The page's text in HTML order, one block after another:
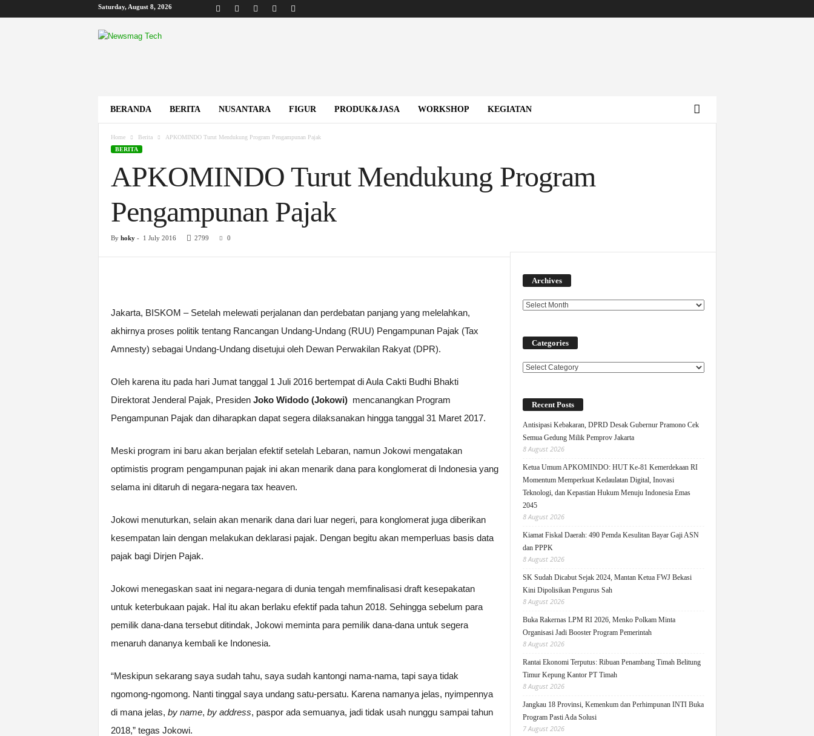
Saturday, August 8, 2026
B
i
BERANDA
BERITA NUSANTARA FIGUR PRODUK&JASA WORKSHOP KEGIATAN
Home Berita
APKOMINDO Turut Mendukung Program Pengampunan Pajak
BERITA
APKOMINDO Turut Mendukung Program
Pengampunan Pajak
By hoky- 1 July 2016 2799 0
Jakarta, BISKOM – Setelah melewati perjalanan dan perdebatan panjang yang melelahkan,
akhirnya proses politik tentang Rancangan Undang-Undang (RUU) Pengampunan Pajak (Tax
Amnesty) sebagai Undang-Undang disetujui oleh Dewan Perwakilan Rakyat (DPR).
Oleh karena itu pada hari Jumat tanggal 1 Juli 2016 bertempat di Aula Cakti Budhi Bhakti
Direktorat Jenderal Pajak, Presiden Joko Widodo (Jokowi)mencanangkan Program
Pengampunan Pajak dan diharapkan dapat segera dilaksanakan hingga tanggal 31 Maret 2017.
Meski program ini baru akan berjalan efektif setelah Lebaran, namun Jokowi mengatakan
optimistis program pengampunan pajak ini akan menarik dana para konglomerat di Indonesia yang
selama ini ditaruh di negara-negara tax heaven.
Jokowi menuturkan, selain akan menarik dana dari luar negeri, para konglomerat juga diberikan
kesempatan lain dengan melakukan deklarasi pajak. Dengan begitu akan memperluas basis data
pajak bagi Dirjen Pajak.
Jokowi menegaskan saat ini negara-negara di dunia tengah memfinalisasi draft kesepakatan
untuk keterbukaan pajak. Hal itu akan berlaku efektif pada tahun 2018. Sehingga sebelum para
pemilik dana-dana tersebut ditindak, Jokowi meminta para pemilik dana-dana untuk segera
menaruh dananya kembali ke Indonesia.
“Meskipun sekarang saya sudah tahu, saya sudah kantongi nama-nama, tapi saya tidak
ngomong-ngomong. Nanti tinggal saya undang satu-persatu. Karena namanya jelas, nyimpennya
di mana jelas, by name, by address, paspor ada semuanya, jadi tidak usah nunggu sampai tahun
2018,” tegas Jokowi.
Archives
Categories
Categories
Recent Posts
Antisipasi Kebakaran, DPRD Desak Gubernur Pramono Cek
Semua Gedung Milik Pemprov Jakarta
8 August 2026
Ketua Umum APKOMINDO: HUT Ke-81 Kemerdekaan RI
Momentum Memperkuat Kedaulatan Digital, Inovasi
Teknologi, dan Kepastian Hukum Menuju Indonesia Emas
2045
8 August 2026
Kiamat Fiskal Daerah: 490 Pemda Kesulitan Bayar Gaji ASN
dan PPPK
8 August 2026
SK Sudah Dicabut Sejak 2024, Mantan Ketua FWJ Bekasi
Kini Dipolisikan Pengurus Sah
8 August 2026
Buka Rakernas LPM RI 2026, Menko Polkam Minta
Organisasi Jadi Booster Program Pemerintah
8 August 2026
Rantai Ekonomi Terputus: Ribuan Penambang Timah Belitung
Timur Kepung Kantor PT Timah
8 August 2026
Jangkau 18 Provinsi, Kemenkum dan Perhimpunan INTI Buka
Program Pasti Ada Solusi
7 August 2026